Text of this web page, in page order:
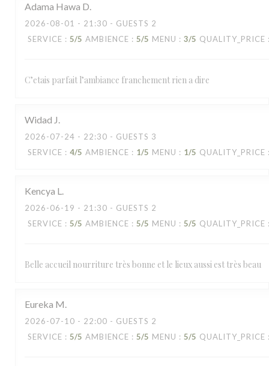
Adama Hawa D
2026-08-01 - 21:30 - GUESTS 2
SERVICE : 5/5 AMBIENCE : 5/5 MENU : 3/5 QUALITY_PRICE
C’etais parfait l’ambiance franchement rien a dire
Widad J
2026-07-24 - 22:30 - GUESTS 3
SERVICE : 4/5 AMBIENCE : 1/5 MENU : 1/5 QUALITY_PRICE
Kencya L
2026-06-19 - 21:30 - GUESTS 2
SERVICE : 5/5 AMBIENCE : 5/5 MENU : 5/5 QUALITY_PRICE
Belle accueil nourriture très bonne et le lieux aussi est très beau
Eureka M
2026-07-10 - 22:00 - GUESTS 2
SERVICE : 5/5 AMBIENCE : 5/5 MENU : 5/5 QUALITY_PRICE